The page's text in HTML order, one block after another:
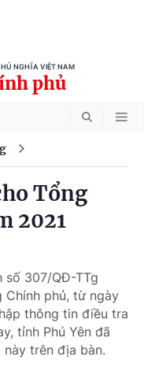
NGHĨA VIỆT NAM
phủ
Tổng
2021
số 307/QĐ-TTg
phủ, từ ngày
thông tin điều tra
tỉnh Phú Yên đã
trên địa bàn.